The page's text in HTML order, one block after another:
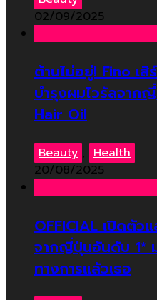
02/09/2025
ต้านไม่อยู่! Fino เ
บำรุงผมไวรัลจาก
Hair Oil
Beauty , Health
20/08/2025
OFFICIAL เปิดตัว
จากญี่ปุ่นอันดับ 1*
ทางการแล้วเธอ